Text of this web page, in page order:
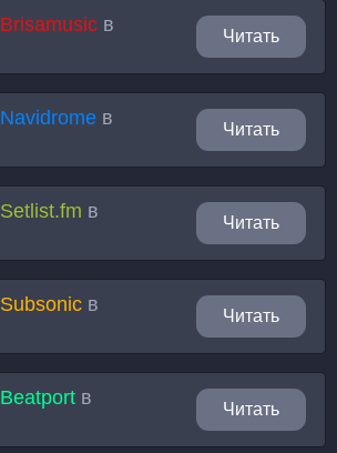
Brisamusicв
Читать
Navidromeв
Читать
Setlist.fm в
Читать
Subsonicв
Читать
Beatportв
Читать